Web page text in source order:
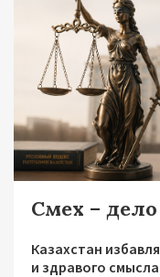
Смех –
Казахстан
и здравого смысла